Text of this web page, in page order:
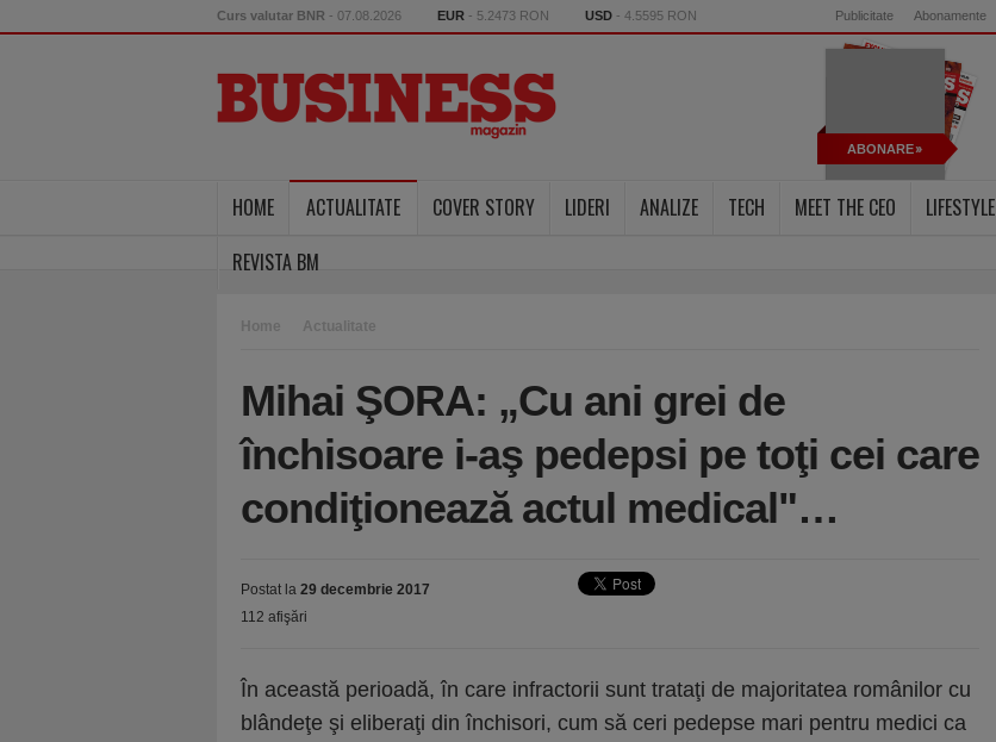
Curs valutar BNR - 07.08.2026 EUR - 5.2473 RON USD - 4.5595 RON Publicitate Abonamente
ABONARE
HOME ACTUALITATE COVER STORY LIDERI ANALIZE TECH MEET THE CEO LIFESTYLE
REVISTA BM
Home Actualitate
Mihai ŞORA: „Cu ani grei de
închisoare i-aş pedepsi pe toţi cei care
condiţionează actul medical"…
Postat la 29 decembrie 2017
112 afişări
În această perioadă, în care infractorii sunt trataţi de majoritatea românilor cu
blândeţe şi eliberaţi din închisori, cum să ceri pedepse mari pentru medici ca